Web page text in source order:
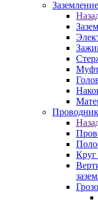
Заземление